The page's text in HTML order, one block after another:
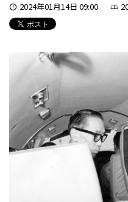
2024年01月14日 09:00